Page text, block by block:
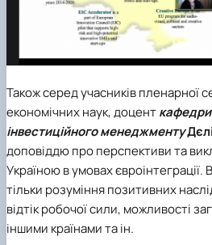
Також серед учасників пленарної
економічних наук, доцент
інвестиційного менеджменту
доповіддю про перспективи та
Україною в умовах
тільки розуміння позитивних
відтік робочої сили, можливості
іншими країнами та ін.